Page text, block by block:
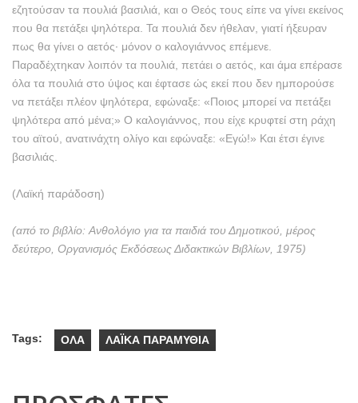
εζητούσαν τα πουλιά βασιλιά, και ο Θεός τους είπε να γίνει εκείνος
που θα πετάξει ψηλότερα. Τα πουλιά δεν ήθελαν, γιατί ήξευραν
πως θα γίνει ο αετός· μόνον ο καλογιάννος επέμενε.
Παραδέχτηκαν λοιπόν τα πουλιά, πετάει ο αετός, και άμα επέρασε
όλα τα πουλιά στο ύψος και έφτασε ώς εκεί που δεν ημπορούσε
να πετάξει πλέον ψηλότερα, εφώναξε: «Ποιος μπορεί να πετάξει
ψηλότερα από μένα;» Ο καλογιάννος, που είχε κρυφτεί στη ράχη
του αϊτού, ανατινάχτη ολίγο και εφώναξε: «Εγώ!» Και έτσι έγινε
βασιλιάς.
(Λαϊκή παράδοση)
(από το βιβλίο: Aνθολόγιο για τα παιδιά του Δημοτικού, μέρος
δεύτερο, Oργανισμός Eκδόσεως Διδακτικών Bιβλίων, 1975)
Tags: ΟΛΑ ΛΑΪΚΑ ΠΑΡΑΜΥΘΙΑ